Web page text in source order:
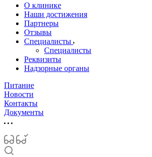
О клинике
Наши достижения
Партнеры
Отзывы
Специалисты
Специалисты
Реквизиты
Надзорные органы
Питание
Новости
Контакты
Документы